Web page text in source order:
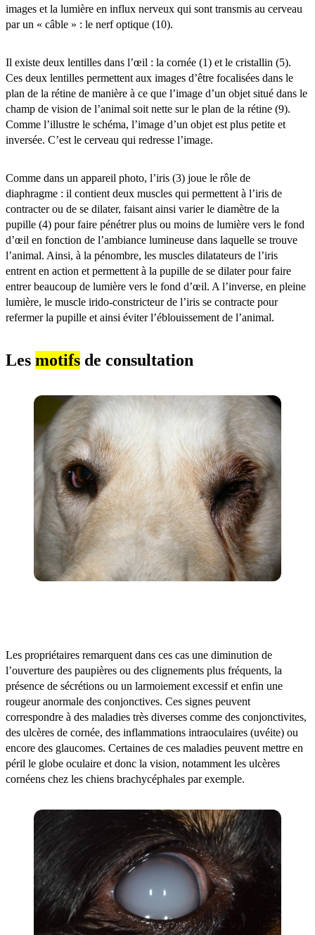
images et la lumière en influx nerveux qui sont transmis au cerveau
par un « câble » : le nerf optique (10).
Il existe deux lentilles dans l’œil : la cornée (1) et le cristallin (5).
Ces deux lentilles permettent aux images d’être focalisées dans le
plan de la rétine de manière à ce que l’image d’un objet situé dans le
champ de vision de l’animal soit nette sur le plan de la rétine (9).
Comme l’illustre le schéma, l’image d’un objet est plus petite et
inversée. C’est le cerveau qui redresse l’image.
Comme dans un appareil photo, l’iris (3) joue le rôle de
diaphragme : il contient deux muscles qui permettent à l’iris de
contracter ou de se dilater, faisant ainsi varier le diamètre de la
pupille (4) pour faire pénétrer plus ou moins de lumière vers le fond
d’œil en fonction de l’ambiance lumineuse dans laquelle se trouve
l’animal. Ainsi, à la pénombre, les muscles dilatateurs de l’iris
entrent en action et permettent à la pupille de se dilater pour faire
entrer beaucoup de lumière vers le fond d’œil. A l’inverse, en pleine
lumière, le muscle irido-constricteur de l’iris se contracte pour
refermer la pupille et ainsi éviter l’éblouissement de l’animal.
Les motifs de consultation
Les propriétaires remarquent dans ces cas une diminution de
l’ouverture des paupières ou des clignements plus fréquents, la
présence de sécrétions ou un larmoiement excessif et enfin une
rougeur anormale des conjonctives. Ces signes peuvent
correspondre à des maladies très diverses comme des conjonctivites,
des ulcères de cornée, des inflammations intraoculaires (uvéite) ou
encore des glaucomes. Certaines de ces maladies peuvent mettre en
péril le globe oculaire et donc la vision, notamment les ulcères
cornéens chez les chiens brachycéphales par exemple.